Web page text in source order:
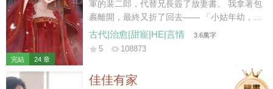
完結 24 章
軍的裴二郎，代替兄長簽了放妻書。 我拿著包
裹離開，最終又折了回去—— 「小姑年幼，太
母也需人照顧，放妻書我先收著，二叔且放心
去軍營，待日后咱們都安頓下了，我再離開不
二郎成了將軍，我在縣城賣豆花。 街上有個姓
古代|治愈|甜寵|HE|言情 3.6萬字
5 108873
佳佳有家